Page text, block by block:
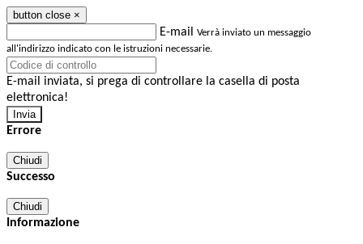
button close ×
E-mail Verrà inviato un messaggio
all'indirizzo indicato con le istruzioni necessarie.
E-mail inviata, si prega di controllare la casella di posta
elettronica!
Errore
Chiudi
Successo
Chiudi
Informazione